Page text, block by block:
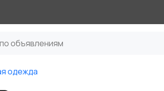
одежда